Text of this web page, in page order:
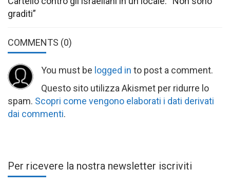
graditi”
COMMENTS (0)
You must be logged in to post a comment.
Questo sito utilizza Akismet per ridurre lo
spam. Scopri come vengono elaborati i dati derivati
dai commenti.
Per ricevere la nostra newsletter iscriviti